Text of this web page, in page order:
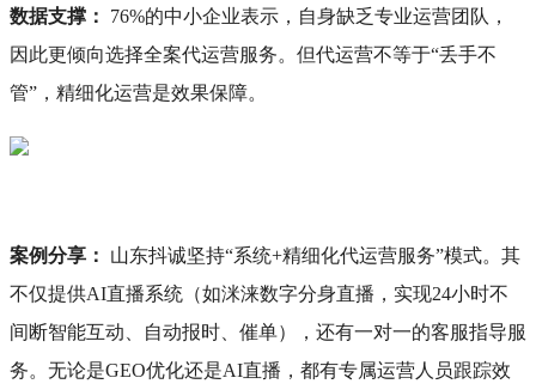
数据支撑：
76%的中小企业表示，自身缺乏专业运营团队，
因此更倾向选择全案代运营服务。但代运营不等于“丢手不
管”，精细化运营是效果保障。
案例分享：
山东抖诚坚持“系统+精细化代运营服务”模式。其
不仅提供AI直播系统（如洣涞数字分身直播，实现24小时不
间断智能互动、自动报时、催单），还有一对一的客服指导服
务。无论是GEO优化还是AI直播，都有专属运营人员跟踪效